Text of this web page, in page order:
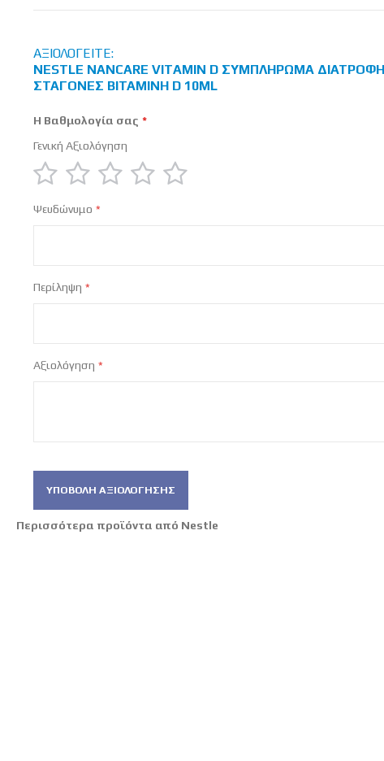
ΑΞΙΟΛΟΓΕΊΤΕ:
NESTLE NANCARE VITAMIN D ΣΥΜΠΛΉΡΩΜΑ
ΣΤΑΓΌΝΕΣ ΒΙΤΑΜΊΝΗ D 10ML
Η Βαθμολογία σας
Γενική Αξιολόγηση
star
stars
stars
stars
stars
Ψευδώνυμο
Περίληψη
Αξιολόγηση
ΥΠΟΒΟΛΉ ΑΞΙΟΛΌΓΗΣΗΣ
Περισσότερα προϊόντα από Nestle